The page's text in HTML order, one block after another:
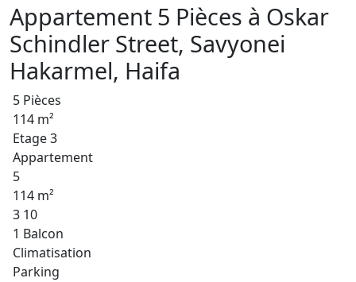
Appartement 5 Pièces à Oskar
Schindler Street, Savyonei
Hakarmel, Haifa
5 Pièces
114 m²
Etage 3
Appartement
5
114 m²
3 10
1 Balcon
Climatisation
Parking